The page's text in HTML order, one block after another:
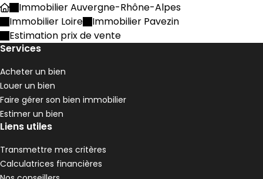
AccueilImmobilier Auvergne-Rhône-Alpes
Immobilier Loire
Immobilier Pavezin
Estimation prix de vente
Services
Acheter un bien
Louer un bien
Faire gérer son bien immobilier
Estimer un bien
Liens utiles
Transmettre mes critères
Calculatrices financières